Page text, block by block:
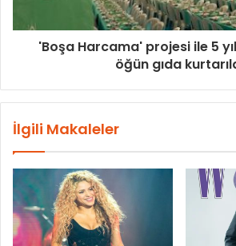
'Boşa Harcama' projesi ile 5
öğün gıda
İlgili Makaleler